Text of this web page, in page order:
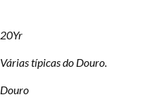
20Yr
Várias típicas do Douro.
Douro